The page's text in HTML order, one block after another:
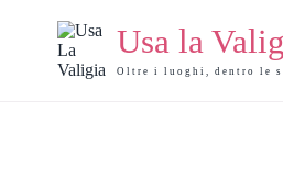
contenuto
Usa la
Oltre i luoghi, dentro le